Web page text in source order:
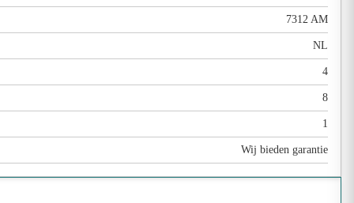
7312 AM
NL
4
8
1
Wij bieden garantie